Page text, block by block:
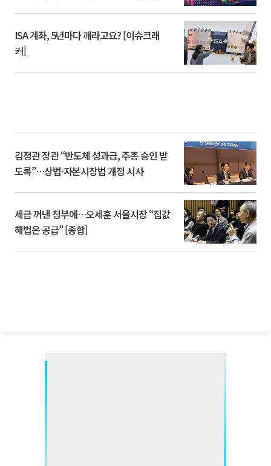
ISA 계좌, 5년마다 깨라고요? [이슈크래
커]
김정관 장관 “반도체 성과급, 주총 승인 받
도록”…상법·자본시장법 개정 시사
세금 꺼낸 정부에…오세훈 서울시장 “집값
해법은 공급” [종합]